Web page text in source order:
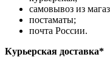
самовывоз из
постаматы;
почта России.
Курьерская доставка*